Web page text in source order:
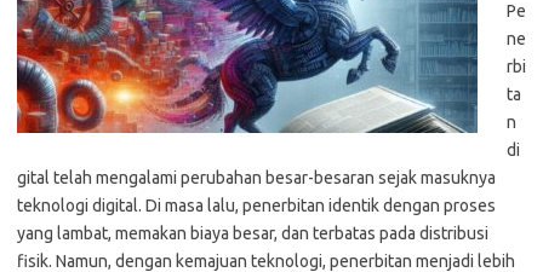
Pe
ne
rbi
ta
n
di
gital telah mengalami perubahan besar-besaran sejak masuknya
teknologi digital. Di masa lalu, penerbitan identik dengan proses
yang lambat, memakan biaya besar, dan terbatas pada distribusi
fisik. Namun, dengan kemajuan teknologi, penerbitan menjadi lebih